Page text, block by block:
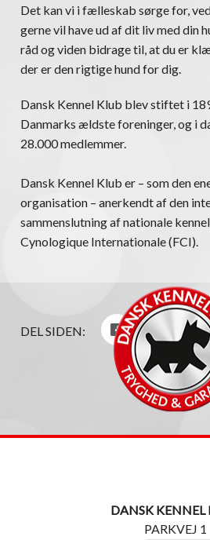
Det kan vi i fælleskab sørge for,
gerne vil have ud af dit liv med din
råd og viden bidrage til, at du er
der er den rigtige hund for dig.
Dansk Kennel Klub blev stiftet i
Danmarks ældste foreninger, og i
28.000 medlemmer.
Dansk Kennel Klub er – som den
organisation – anerkendt af den
sammenslutning af nationale
Cynologique Internationale (FCI).
DEL SIDEN:
DANSK KENNEL
PARKVEJ 1